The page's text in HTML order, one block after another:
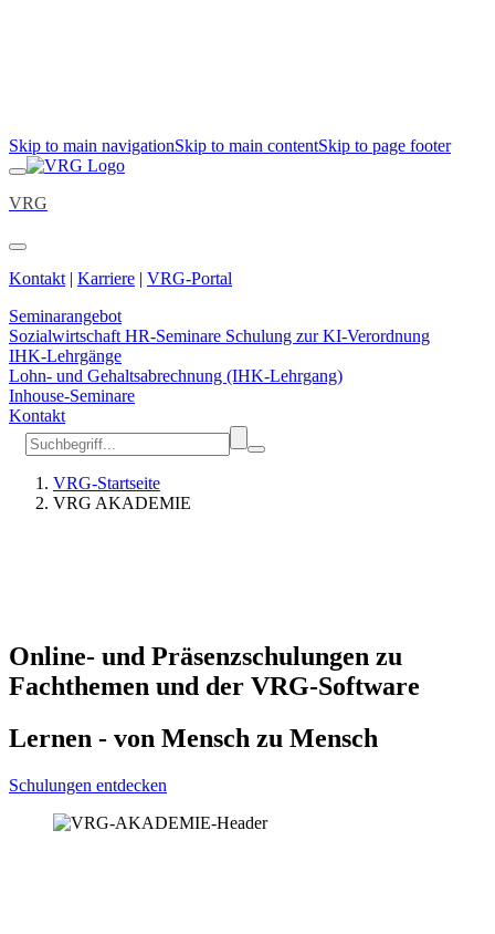
Skip to main navigationSkip to main contentSkip to page footer
VRG
Kontakt | Karriere | VRG-Portal
Seminarangebot
Sozialwirtschaft HR-Seminare Schulung zur KI-Verordnung
IHK-Lehrgänge
Lohn- und Gehaltsabrechnung (IHK-Lehrgang)
Inhouse-Seminare
Kontakt
VRG-Startseite
VRG AKADEMIE
Online- und Präsenzschulungen zu
Fachthemen und der VRG-Software
Lernen - von Mensch zu Mensch
Schulungen entdecken